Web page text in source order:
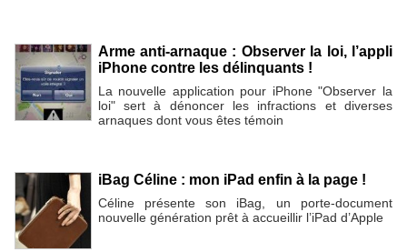
Arme anti-arnaque : Observer la loi, l’appli
iPhone contre les délinquants !
La nouvelle application pour iPhone "Observer la
loi" sert à dénoncer les infractions et diverses
arnaques dont vous êtes témoin
iBag Céline : mon iPad enfin à la page !
Céline présente son iBag, un porte-document
nouvelle génération prêt à accueillir l’iPad d’Apple